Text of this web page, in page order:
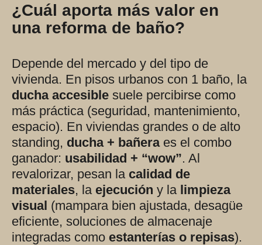
¿Cuál aporta más valor en
una reforma de baño?
Depende del mercado y del tipo de
vivienda. En pisos urbanos con 1 baño, la
ducha accesible suele percibirse como
más práctica (seguridad, mantenimiento,
espacio). En viviendas grandes o de alto
standing, ducha + bañeraes el combo
ganador: usabilidad + “wow”. Al
revalorizar, pesan la calidad de
materiales, la ejecución y la limpieza
visual (mampara bien ajustada, desagüe
eficiente, soluciones de almacenaje
integradas como estanterías o repisas).